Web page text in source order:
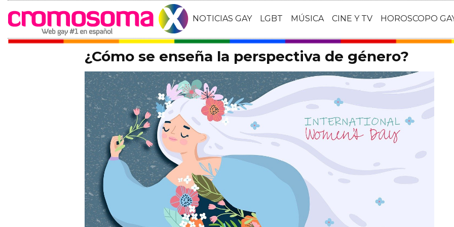
NOTICIAS GAY LGBT MÚSICA CINE Y TV HOROSCOPO
¿Cómo se enseña la perspectiva de género?